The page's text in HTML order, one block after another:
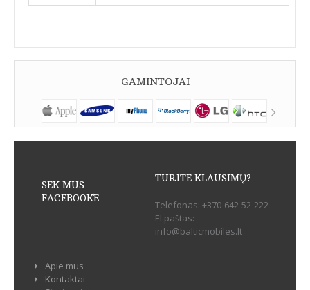
GAMINTOJAI
SEK MUS
FACEBOOK`E
TURITE KLAUSIMŲ?
Telefonas: +370-642-52-222
El.paštas:
info@balticmobiles.lt
Apie mus
Kontaktai